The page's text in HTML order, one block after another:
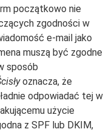
początkowo nie
zgodności w
e-mail jako
muszą być zgodne
sposób
oznacza, że
odpowiadać tej w
użycie
z SPF lub DKIM,